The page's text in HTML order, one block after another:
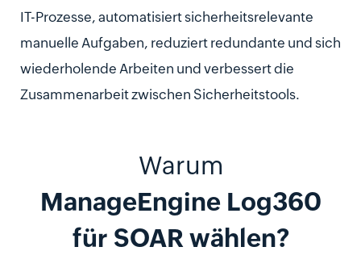
IT-Prozesse, automatisiert sicherheitsrelevante
manuelle Aufgaben, reduziert redundante und sich
wiederholende Arbeiten und verbessert die
Zusammenarbeit zwischen Sicherheitstools.
Warum
ManageEngine Log360
für SOAR wählen?